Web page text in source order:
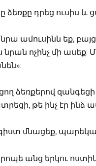
ձեռքը դրեց ուսիս և
նրա ամուսինն եք,
նրան ոչինչ մի ասեք:
ձեռքերով
թե ինչ էր ինձ
մնացեք,
անց երկու